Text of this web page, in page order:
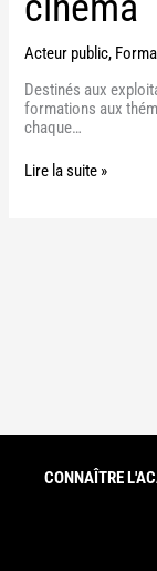
Acteur public,
Destinés aux
formations aux
chaque…
Lire la suite »
CONNAÎTRE